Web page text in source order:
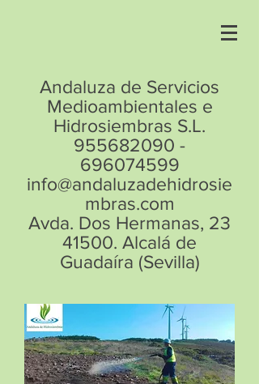
Andaluza de Servicios
Medioambientales e
Hidrosiembras S.L.
955682090 -
696074599
info@andaluzadehidrosie
mbras.com
Avda. Dos Hermanas, 23
41500. Alcalá de
Guadaíra (Sevilla)